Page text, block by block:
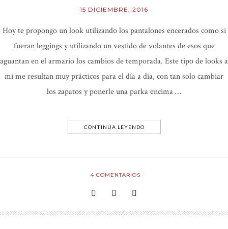
15 DICIEMBRE, 2016
Hoy te propongo un look utilizando los pantalones encerados como si
fueran leggings y utilizando un vestido de volantes de esos que
aguantan en el armario los cambios de temporada. Este tipo de looks a
mi me resultan muy prácticos para el día a día, con tan solo cambiar
los zapatos y ponerle una parka encima …
CONTINÚA LEYENDO
4COMENTARIOS